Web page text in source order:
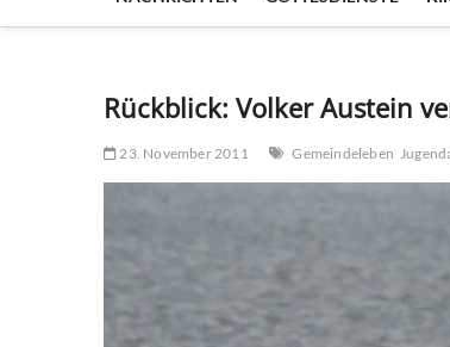
Rückblick: Volker Austein
23. November 2011 Gemeindeleben